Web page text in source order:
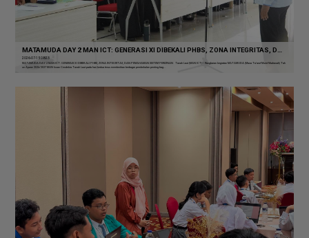
2026-07-15 08:23
MATAMUDA DAY 2 MAN ICT: GENERASI XI DIBEKALI PHBS, ZONA INTEGRITAS, DAN PEMAHAMAN SISTEM PERIZINAN Tanah Laut (MAN ICT)— Rangkaian kegiatan MATAMUDA (Masa Ta’aruf Murid Madrasah) Tah
un Ajaran 2026/2027 MAN Insan Cendekia Tanah Laut pada hari kedua terus memberikan berbagai pembekalan penting bag...